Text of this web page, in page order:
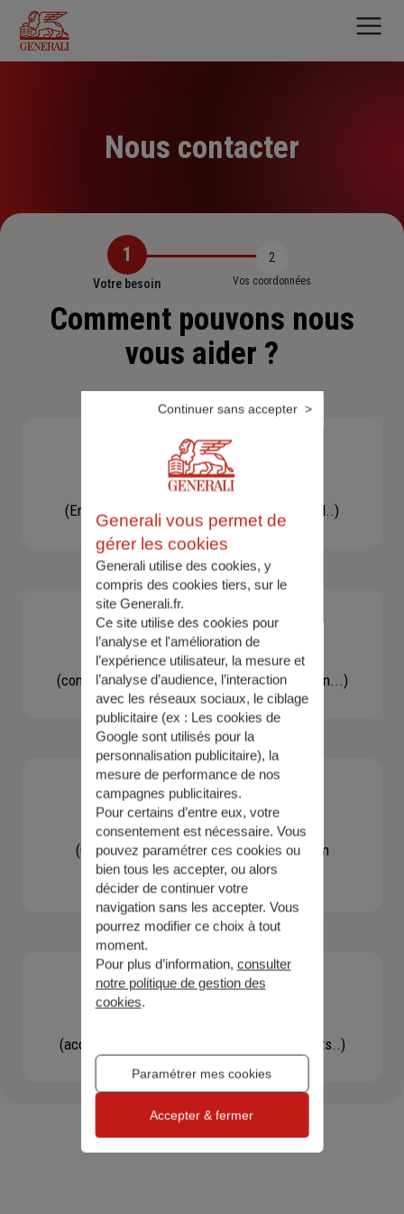
contenu
principal
Nous contacter
1
Votre besoin
2
Vos coordonnées
Comment pouvons nous
vous aider ?
Besoin d'une assistance
(En cas d'accident, bris de glace, un conseil..)
Demande d'information
(concernant une actualité, une réglementation...)
Contacter un agent
(Obtenir un devis, une information, faire un
bilan...)
(accéder à l'espace client, gérer mes contrats..)
Generali vous permet de
gérer les cookies
Generali utilise des cookies, y
compris des cookies tiers, sur le
site Generali.fr.
Ce site utilise des cookies pour
l’analyse et l'amélioration de
l’expérience utilisateur, la mesure et
l’analyse d’audience, l’interaction
avec les réseaux sociaux, le ciblage
publicitaire (ex : Les cookies de
Google sont utilisés pour la
personnalisation publicitaire), la
mesure de performance de nos
campagnes publicitaires.
Pour certains d’entre eux, votre
consentement est nécessaire. Vous
pouvez paramétrer ces cookies ou
bien tous les accepter, ou alors
décider de continuer votre
navigation sans les accepter. Vous
pourrez modifier ce choix à tout
moment.
Pour plus d’information, consulter
notre politique de gestion des
cookies.
Paramétrer mes cookies
Continuer sans accepter
Accepter & fermer